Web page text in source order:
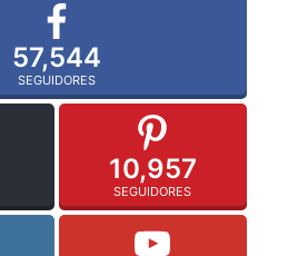
57,544
SEGUIDORES
10,957
SEGUIDORES